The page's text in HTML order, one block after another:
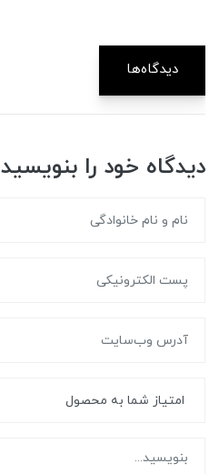
دیدگاه‌ها
دیدگاه خود را بنویسید